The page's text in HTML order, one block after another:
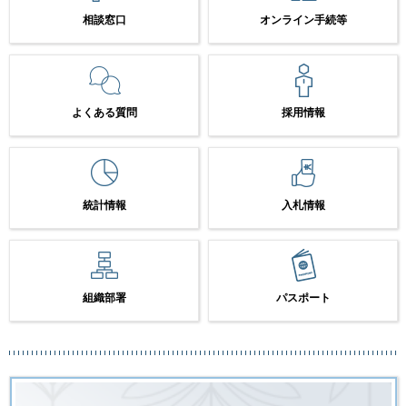
相談窓口 オンライン手続等
よくある質問 採用情報
統計情報 入札情報
組織部署 パスポート